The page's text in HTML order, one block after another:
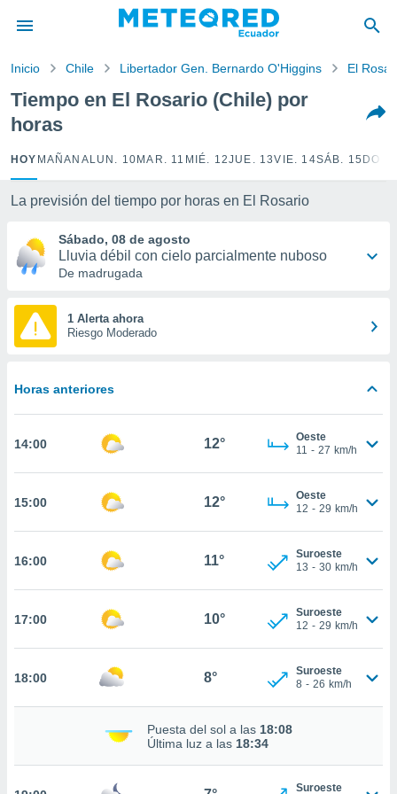
ha
por
para
que se
calidad.
a este
las
y
forma
digital
basada
la
nuestros
en
Inicio Chile Libertador Gen. Bernardo O'Higgins El
Tiempo en El Rosario (Chile) por
horas
HOY MAÑANA LUN. 10 MAR. 11 MIÉ. 12JUE. 13VIE. 14SÁB. 15
La previsión del tiempo por horas en El Rosario
Sábado, 08 de agosto
Lluvia débil con cielo parcialmente nuboso
De madrugada
1 Alerta ahora
Riesgo Moderado
Horas anteriores
14:00 12°
Oeste
11 - 27 km/h
15:00 12°
Oeste
12 - 29 km/h
16:00 11°
Suroeste
13 - 30 km/h
17:00 10°
Suroeste
12 - 29 km/h
18:00 8°
Suroeste
8 - 26 km/h
Puesta del sol a las 18:08
Última luz a las 18:34
Suroeste